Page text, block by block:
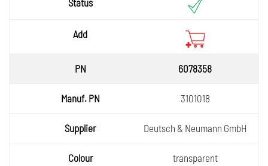
6078358
3101018
Deutsch & Neumann GmbH
transparent